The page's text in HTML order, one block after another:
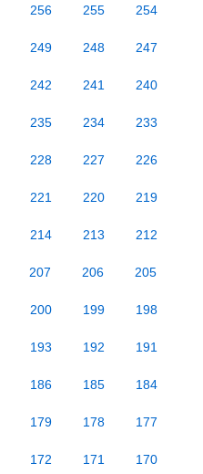
256 255 254
249 248 247
242 241 240
235 234 233
228 227 226
221 220 219
214 213 212
207 206 205
200 199 198
193 192 191
186 185 184
179 178 177
172 171 170